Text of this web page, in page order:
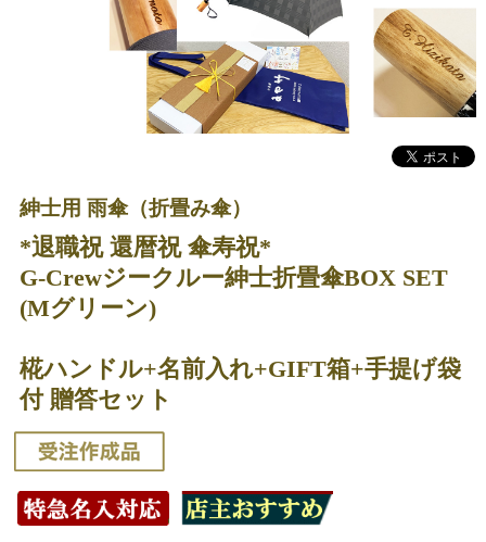
紳士用 雨傘（折畳み傘）
*退職祝 還暦祝 傘寿祝*
G-Crewジークルー紳士折畳傘BOX SET
(Mグリーン)
椛ハンドル+名前入れ+GIFT箱+手提げ袋
付 贈答セット